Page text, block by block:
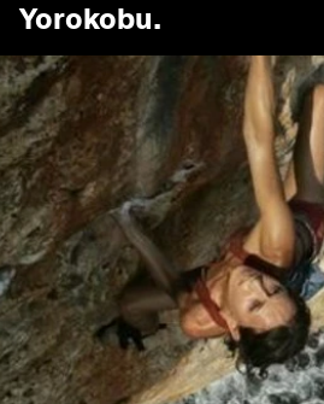
Yorokobu.